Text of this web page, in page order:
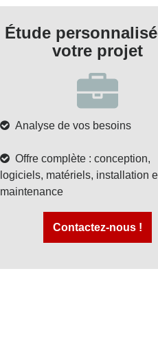
Étude
votre projet
Analyse de vos besoins
Offre complète : conception,
logiciels, matériels, installation
maintenance
Contactez-nous !